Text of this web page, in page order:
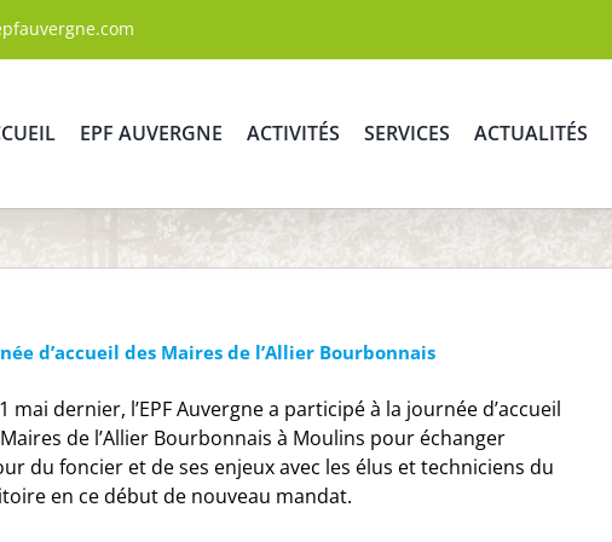
EPF AUVERGNE ACTIVITÉS SERVICES ACTUALITÉS
d’accueil des Maires de l’Allier Bourbonnais
mai dernier, l’EPF Auvergne a participé à la journée d’accueil
de l’Allier Bourbonnais à Moulins pour échanger
du foncier et de ses enjeux avec les élus et techniciens du
en ce début de nouveau mandat.